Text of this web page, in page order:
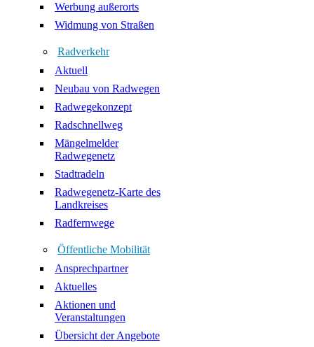
Werbung außerorts
Widmung von Straßen
Radverkehr
Aktuell
Neubau von Radwegen
Radwegekonzept
Radschnellweg
Mängelmelder
Radwegenetz
Stadtradeln
Radwegenetz-Karte des
Landkreises
Radfernwege
Öffentliche Mobilität
Ansprechpartner
Aktuelles
Aktionen und
Veranstaltungen
Übersicht der Angebote